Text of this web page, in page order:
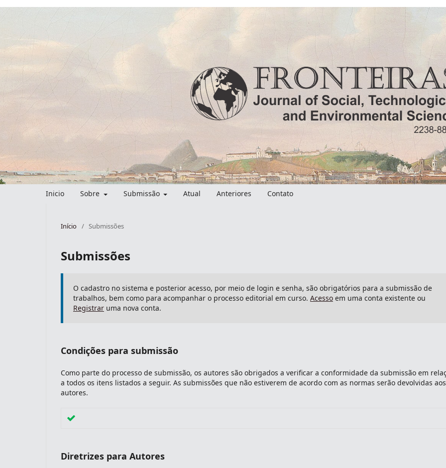
Inicio Sobre Submissão Atual Anteriores Contato
Início / Submissões
Submissões
O cadastro no sistema e posterior acesso, por meio de login e senha, são obrigatórios para a submissão de
trabalhos, bem como para acompanhar o processo editorial em curso. Acesso em uma conta existente ou
Registrar uma nova conta.
Condições para submissão
Como parte do processo de submissão, os autores são obrigados a verificar a conformidade da submissão em
a todos os itens listados a seguir. As submissões que não estiverem de acordo com as normas serão devolvidas aos
autores.
Diretrizes para Autores